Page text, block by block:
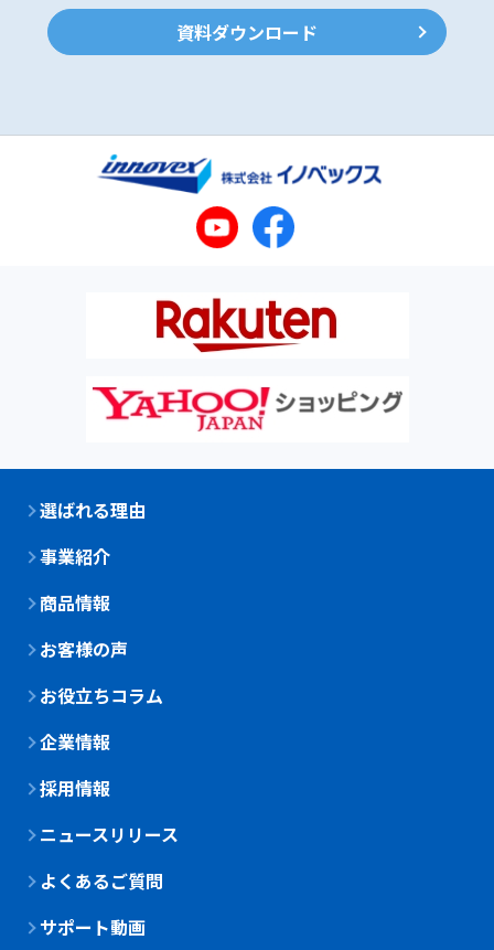
資料ダウンロード
選ばれる理由
事業紹介
商品情報
お客様の声
お役立ちコラム
企業情報
採用情報
ニュースリリース
よくあるご質問
サポート動画